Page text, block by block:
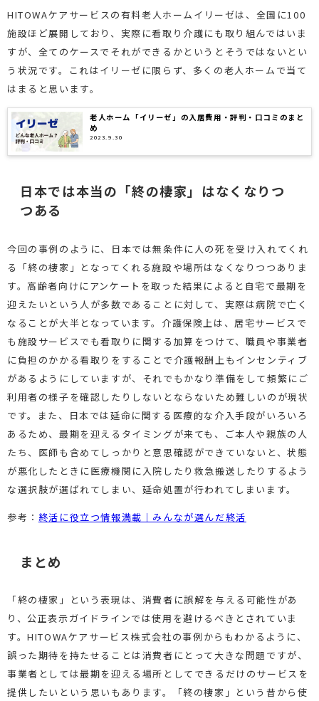
HITOWAケアサービスの有料老人ホームイリーゼは、全国に100
施設ほど展開しており、実際に看取り介護にも取り組んではいま
すが、全てのケースでそれができるかというとそうではないとい
う状況です。これはイリーゼに限らず、多くの老人ホームで当て
はまると思います。
老人ホーム「イリーゼ」の入居費用・評判・口コミのまと
め
2023.9.30
日本では本当の「終の棲家」はなくなりつ
つある
今回の事例のように、日本では無条件に人の死を受け入れてくれ
る「終の棲家」となってくれる施設や場所はなくなりつつありま
す。高齢者向けにアンケートを取った結果によると自宅で最期を
迎えたいという人が多数であることに対して、実際は病院で亡く
なることが大半となっています。介護保険上は、居宅サービスで
も施設サービスでも看取りに関する加算をつけて、職員や事業者
に負担のかかる看取りをすることで介護報酬上もインセンティブ
があるようにしていますが、それでもかなり準備をして頻繁にご
利用者の様子を確認したりしないとならないため難しいのが現状
です。また、日本では延命に関する医療的な介入手段がいろいろ
あるため、最期を迎えるタイミングが来ても、ご本人や親族の人
たち、医師も含めてしっかりと意思確認ができていないと、状態
が悪化したときに医療機関に入院したり救急搬送したりするよう
な選択肢が選ばれてしまい、延命処置が行われてしまいます。
参考： 終活に役立つ情報満載｜みんなが選んだ終活
まとめ
「終の棲家」という表現は、消費者に誤解を与える可能性があ
り、公正表示ガイドラインでは使用を避けるべきとされていま
す。HITOWAケアサービス株式会社の事例からもわかるように、
誤った期待を持たせることは消費者にとって大きな問題ですが、
事業者としては最期を迎える場所としてできるだけのサービスを
提供したいという思いもあります。「終の棲家」という昔から使